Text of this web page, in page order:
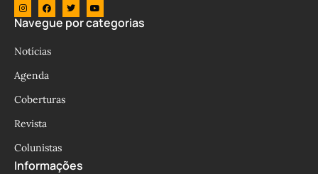
Navegue por categorias
Notícias
Agenda
Coberturas
Revista
Colunistas
Informações